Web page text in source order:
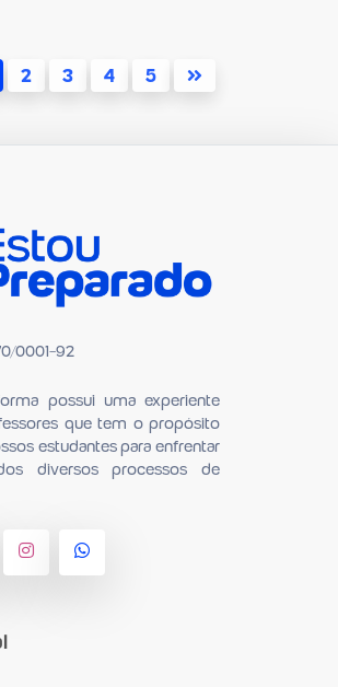
2 3 4 5
0001-92
possui uma experiente
que tem o propósito
estudantes para en­frentar
diversos processos de